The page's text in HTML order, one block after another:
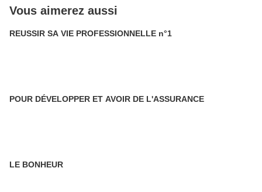
Vous aimerez aussi
REUSSIR SA VIE PROFESSIONNELLE n°1
POUR DÉVELOPPER ET AVOIR DE L'ASSURANCE
LE BONHEUR